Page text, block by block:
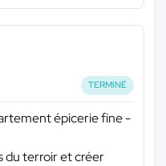
TERMINÉ
épicerie fine -
du terroir et créer